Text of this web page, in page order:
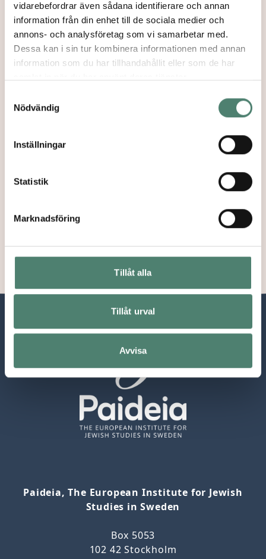
vidarebefordrar även sådana identifierare och annan
information från din enhet till de sociala medier och
annons- och analysföretag som vi samarbetar med.
Dessa kan i sin tur kombinera informationen med annan
information som du har tillhandahållit eller som de har
Nödvändig
Inställningar
Statistik
Marknadsföring
Tillåt alla
Tillåt urval
Avvisa
Agnieszka Baraszko
Program Manager OYP and Director of Project-
Łukasz Górniok
Paideia, The European Institute for Jewish
Studies in Sweden
Box 5053
102 42 Stockholm